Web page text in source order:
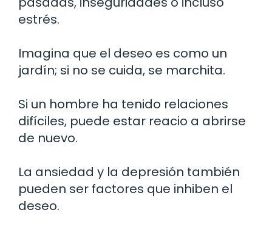
estrés.
Imagina que el deseo es como un
jardín; si no se cuida, se marchita.
Si un hombre ha tenido relaciones
difíciles, puede estar reacio a abrirse
de nuevo.
La ansiedad y la depresión también
pueden ser factores que inhiben el
deseo.